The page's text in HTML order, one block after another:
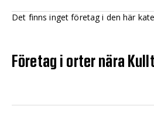
Det finns inget företag i den här
Företag i orter nära